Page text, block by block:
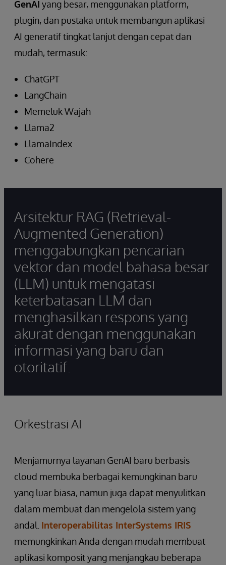
GenAI yang besar, menggunakan platform,
plugin, dan pustaka untuk membangun aplikasi
AI generatif tingkat lanjut dengan cepat dan
mudah, termasuk:
ChatGPT
LangChain
Memeluk Wajah
Llama2
LlamaIndex
Cohere
Arsitektur RAG (Retrieval-
Augmented Generation)
menggabungkan pencarian
vektor dan model bahasa besar
(LLM) untuk mengatasi
keterbatasan LLM dan
menghasilkan respons yang
akurat dengan menggunakan
informasi yang baru dan
otoritatif.
Orkestrasi AI
Menjamurnya layanan GenAI baru berbasis
cloud membuka berbagai kemungkinan baru
yang luar biasa, namun juga dapat menyulitkan
dalam membuat dan mengelola sistem yang
andal. Interoperabilitas InterSystems IRIS
memungkinkan Anda dengan mudah membuat
aplikasi komposit yang menjangkau beberapa